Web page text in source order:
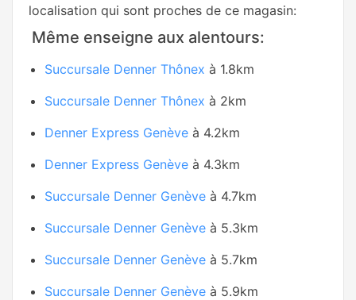
localisation qui sont proches de ce magasin:
Même enseigne aux alentours:
Succursale Denner Thônex à 1.8km
Succursale Denner Thônex à 2km
Denner Express Genève à 4.2km
Denner Express Genève à 4.3km
Succursale Denner Genève à 4.7km
Succursale Denner Genève à 5.3km
Succursale Denner Genève à 5.7km
Succursale Denner Genève à 5.9km